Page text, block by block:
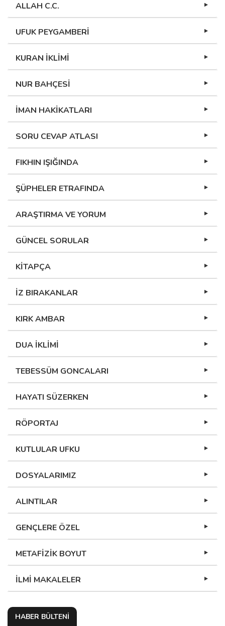
ALLAH C.C.
UFUK PEYGAMBERİ
KURAN İKLİMİ
NUR BAHÇESİ
İMAN HAKİKATLARI
SORU CEVAP ATLASI
FIKHIN IŞIĞINDA
ŞÜPHELER ETRAFINDA
ARAŞTIRMA VE YORUM
GÜNCEL SORULAR
KİTAPÇA
İZ BIRAKANLAR
KIRK AMBAR
DUA İKLİMİ
TEBESSÜM GONCALARI
HAYATI SÜZERKEN
RÖPORTAJ
KUTLULAR UFKU
DOSYALARIMIZ
ALINTILAR
GENÇLERE ÖZEL
METAFİZİK BOYUT
İLMİ MAKALELER
HABER BÜLTENİ